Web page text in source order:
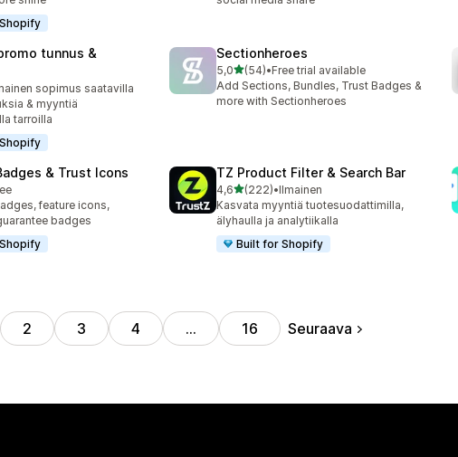
tunnus &
yhteensäsopimus saatavilla
& myyntiä
tarroilla
Sectionheroes
5,0/ 5 tähteä
(54)
54 arvostelua yhteensä
•Free trial available
Add Sections, Bundles, Trust Badges &
more with Sectionheroes
& Trust Icons
yhteensä
feature icons,
badges
TZ Product Filter & Search Bar
4,6/ 5 tähteä
(222)
222 arvostelua yhteensä
•Ilmainen
Kasvata myyntiä tuotesuodattimilla,
älyhaulla ja analytiikalla
Built for Shopify
2 3 4 … 16 Seuraava